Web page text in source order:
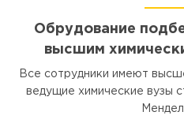
Обрудование
высшим
Все сотрудники имеют
ведущие химические вузы